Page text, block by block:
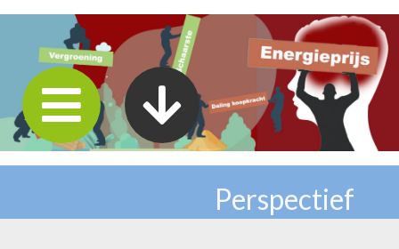
Perspectief